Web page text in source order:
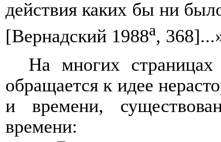
действия каких бы ни
[Вернадский 1988а, 368]...
На многих
обращается к идее
и времени,
времени: